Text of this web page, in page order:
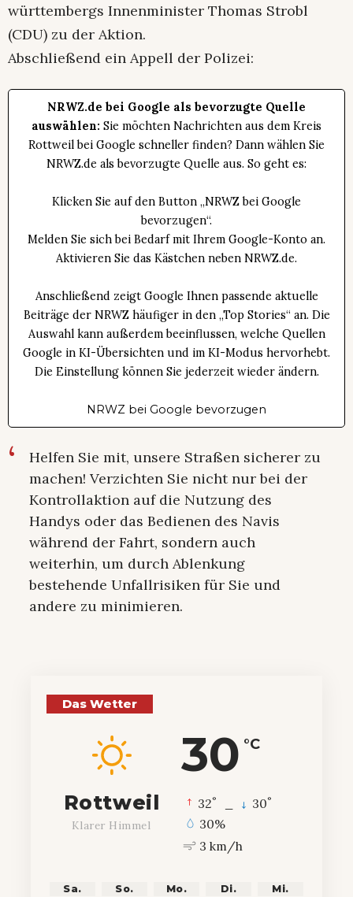
württembergs Innenminister Thomas Strobl
(CDU) zu der Aktion.
Abschließend ein Appell der Polizei:
NRWZ.de bei Google als bevorzugte Quelle
auswählen: Sie möchten Nachrichten aus dem Kreis
Rottweil bei Google schneller finden? Dann wählen Sie
NRWZ.de als bevorzugte Quelle aus. So geht es:
Klicken Sie auf den Button „NRWZ bei Google
bevorzugen“.
Melden Sie sich bei Bedarf mit Ihrem Google-Konto an.
Aktivieren Sie das Kästchen neben NRWZ.de.
Anschließend zeigt Google Ihnen passende aktuelle
Beiträge der NRWZ häufiger in den „Top Stories“ an. Die
Auswahl kann außerdem beeinflussen, welche Quellen
Google in KI-Übersichten und im KI-Modus hervorhebt.
Die Einstellung können Sie jederzeit wieder ändern.
NRWZ bei Google bevorzugen
Helfen Sie mit, unsere Straßen sicherer zu
machen! Verzichten Sie nicht nur bei der
Kontrollaktion auf die Nutzung des
Handys oder das Bedienen des Navis
während der Fahrt, sondern auch
weiterhin, um durch Ablenkung
bestehende Unfallrisiken für Sie und
andere zu minimieren.
Das Wetter
30 °C
Rottweil
Klarer Himmel
32° 30°
30%
3 km/h
Sa. So. Mo. Di. Mi.